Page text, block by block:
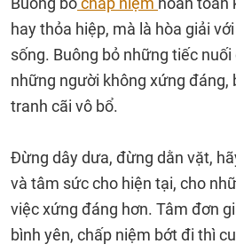
hay thỏa hiệp, mà là hòa giải
sống. Buông bỏ những tiếc
những người không xứng đáng,
tranh cãi vô bổ.
Đừng dây dưa, đừng dằn vặt,
và tâm sức cho hiện tại, cho
việc xứng đáng hơn. Tâm đơn
bình yên, chấp niệm bớt đi thì